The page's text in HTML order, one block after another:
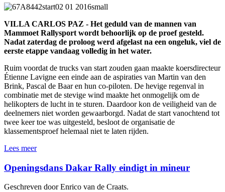
VILLA CARLOS PAZ - Het geduld van de mannen van
Mammoet Rallysport wordt behoorlijk op de proef gesteld.
Nadat zaterdag de proloog werd afgelast na een ongeluk, viel de
eerste etappe vandaag volledig in het water.
Ruim voordat de trucks van start zouden gaan maakte koersdirecteur
Étienne Lavigne een einde aan de aspiraties van Martin van den
Brink, Pascal de Baar en hun co-piloten. De hevige regenval in
combinatie met de stevige wind maakte het onmogelijk om de
helikopters de lucht in te sturen. Daardoor kon de veiligheid van de
deelnemers niet worden gewaarborgd. Nadat de start vanochtend tot
twee keer toe was uitgesteld, besloot de organisatie de
klassementsproef helemaal niet te laten rijden.
Lees meer
Openingsdans Dakar Rally eindigt in mineur
Geschreven door Enrico van de Craats.